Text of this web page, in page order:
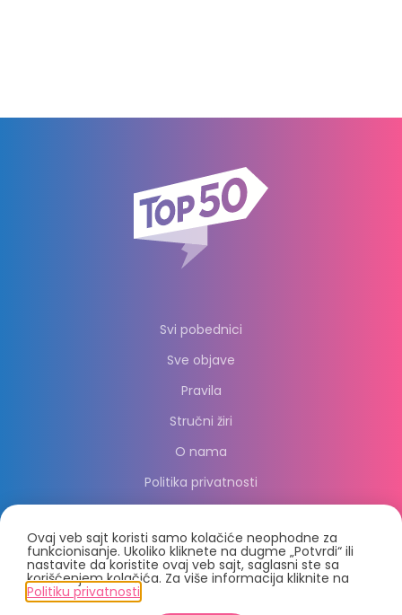
Svi pobednici
Sve objave
Pravila
Stručni žiri
O nama
Politika privatnosti
Ovaj veb sajt koristi samo kolačiće neophodne za
funkcionisanje. Ukoliko kliknete na dugme „Potvrdi“ ili
nastavite da koristite ovaj veb sajt, saglasni ste sa
korišćenjem kolačića. Za više informacija kliknite na
Politiku privatnosti